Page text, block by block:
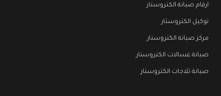
ارقام صيانة الكتروستار
توكيل الكتروستار
مركز صيانة الكتروستار
صيانة غسالات الكتروستار
صيانة ثلاجات الكتروستار